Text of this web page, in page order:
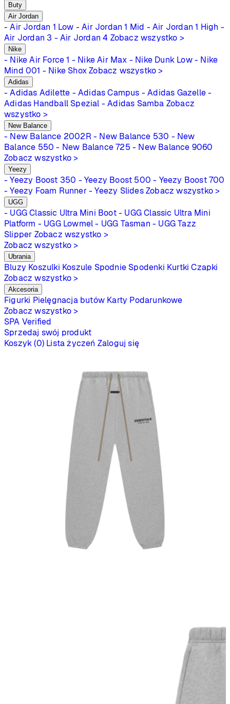
Buty
Air Jordan
- Air Jordan 1 Low - Air Jordan 1 Mid - Air Jordan 1 High -
Air Jordan 3 - Air Jordan 4 Zobacz wszystko >
Nike
- Nike Air Force 1 - Nike Air Max - Nike Dunk Low - Nike
Mind 001 - Nike Shox Zobacz wszystko >
Adidas
- Adidas Adilette - Adidas Campus - Adidas Gazelle -
Adidas Handball Spezial - Adidas Samba Zobacz
wszystko >
New Balance
- New Balance 2002R - New Balance 530 - New
Balance 550 - New Balance 725 - New Balance 9060
Zobacz wszystko >
Yeezy
- Yeezy Boost 350 - Yeezy Boost 500 - Yeezy Boost 700
- Yeezy Foam Runner - Yeezy Slides Zobacz wszystko >
UGG
- UGG Classic Ultra Mini Boot - UGG Classic Ultra Mini
Platform - UGG Lowmel - UGG Tasman - UGG Tazz
Slipper Zobacz wszystko >
Zobacz wszystko >
Ubrania
Bluzy Koszulki Koszule Spodnie Spodenki Kurtki Czapki
Zobacz wszystko >
Akcesoria
Figurki Pielęgnacja butów Karty Podarunkowe
Zobacz wszystko >
SPA Verified
Sprzedaj swój produkt
Koszyk (0) Lista życzeń Zaloguj się